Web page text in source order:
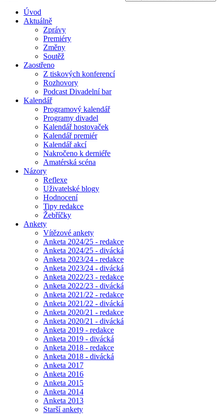
Úvod
Aktuálně
Zprávy
Premiéry
Změny
Soutěž
Zaostřeno
Z tiskových konferencí
Rozhovory
Podcast Divadelní bar
Kalendář
Programový kalendář
Programy divadel
Kalendář hostovaček
Kalendář premiér
Kalendář akcí
Nakročeno k derniéře
Amatérská scéna
Názory
Reflexe
Uživatelské blogy
Hodnocení
Tipy redakce
Žebříčky
Ankety
Vítězové ankety
Anketa 2024/25 - redakce
Anketa 2024/25 - divácká
Anketa 2023/24 - redakce
Anketa 2023/24 - divácká
Anketa 2022/23 - redakce
Anketa 2022/23 - divácká
Anketa 2021/22 - redakce
Anketa 2021/22 - divácká
Anketa 2020/21 - redakce
Anketa 2020/21 - divácká
Anketa 2019 - redakce
Anketa 2019 - divácká
Anketa 2018 - redakce
Anketa 2018 - divácká
Anketa 2017
Anketa 2016
Anketa 2015
Anketa 2014
Anketa 2013
Starší ankety